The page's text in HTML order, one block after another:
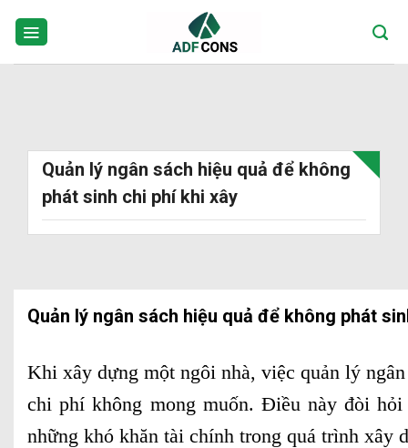
Quản lý ngân sách hiệu quả để không
phát sinh chi phí khi xây
Quản lý ngân sách hiệu quả để không phát
Khi xây dựng một ngôi nhà, việc quản lý
chi phí không mong muốn. Điều này đòi
những khó khăn tài chính trong quá trình xây